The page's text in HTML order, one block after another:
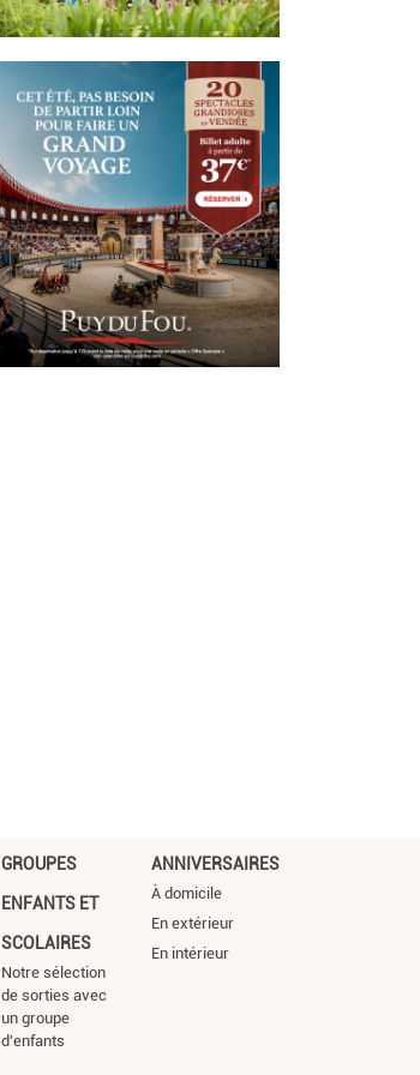
GROUPES
ENFANTS ET
SCOLAIRES
Notre sélection
de sorties avec
un groupe
d'enfants
ANNIVERSAIRES
À domicile
En extérieur
En intérieur